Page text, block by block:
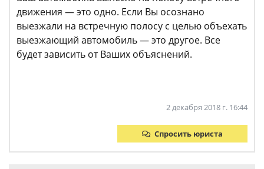
движения — это одно. Если Вы осознано
выезжали на встречную полосу с целью объехать
выезжающий автомобиль — это другое. Все
будет зависить от Ваших объяснений.
2 декабря 2018 г. 16:44
Спросить юриста